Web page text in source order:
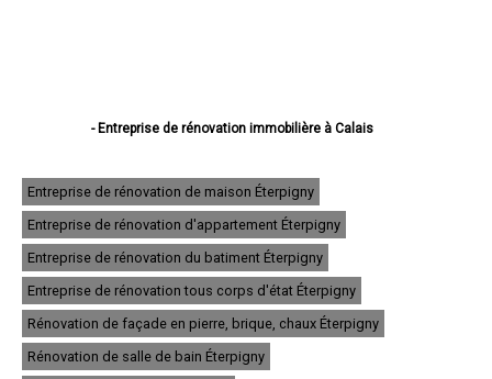
- Entreprise de rénovation immobilière à Calais
- Entreprise de rénovation immobilière à Lens
- Entreprise de rénovation immobilière à Liévin
- Entreprise de rénovation immobilière à Béthune
- Entreprise de rénovation immobilière à Hénin-Beaumont
- Entreprise de rénovation immobilière à Bruay-la-Buissière
- Entreprise de rénovation immobilière à Avion
- Entreprise de rénovation immobilière à Carvin
- Entreprise de rénovation immobilière à Berck
- Entreprise de rénovation immobilière à Saint-Omer
- Entreprise de rénovation immobilière à Outreau
Entreprise de rénovation de maison Éterpigny
Entreprise de rénovation d'appartement Éterpigny
Entreprise de rénovation du batiment Éterpigny
Entreprise de rénovation tous corps d'état Éterpigny
Rénovation de façade en pierre, brique, chaux Éterpigny
Rénovation de salle de bain Éterpigny